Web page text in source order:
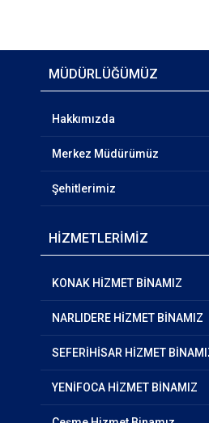
MÜDÜRLÜĞÜMÜZ
Hakkımızda
Merkez Müdürümüz
Şehitlerimiz
HİZMETLERİMİZ
KONAK HİZMET BİNAMIZ
NARLIDERE HİZMET BİNAMIZ
SEFERİHİSAR HİZMET
YENİFOCA HİZMET BİNAMIZ